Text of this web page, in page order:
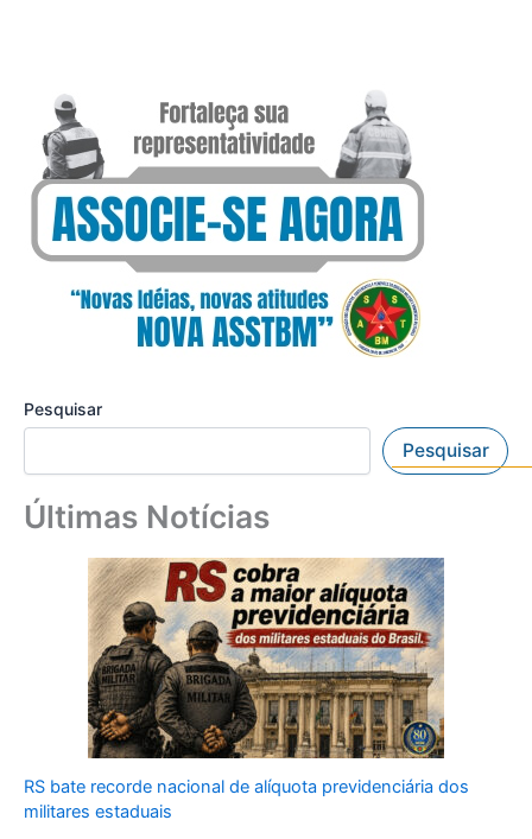
Pesquisar
Pesquisar
Últimas Notícias
RS bate recorde nacional de alíquota previdenciária dos
militares estaduais